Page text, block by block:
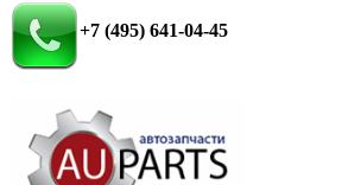
+7 (495) 641-04-45